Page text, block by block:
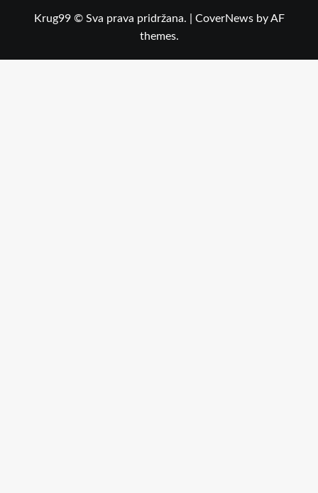
Krug99 © Sva prava pridržana. CoverNewsby AF
themes.